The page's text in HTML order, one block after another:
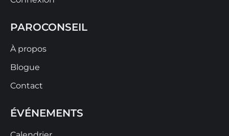
PAROCONSEIL
À propos
Blogue
Contact
ÉVÉNEMENTS